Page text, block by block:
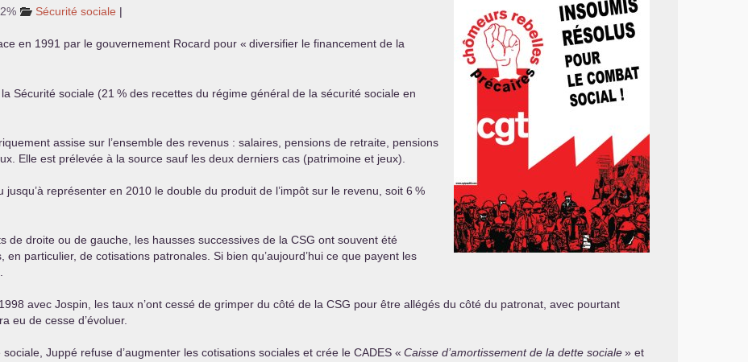
Sécurité sociale |
en 1991 par le gouvernement Rocard pour « diversifier le financement de la
Sécurité sociale (21 % des recettes du régime général de la sécurité sociale en
assise sur l’ensemble des revenus : salaires, pensions de retraite, pensions
Elle est prélevée à la source sauf les deux derniers cas (patrimoine et jeux).
jusqu’à représenter en 2010 le double du produit de l’impôt sur le revenu, soit 6 %
de droite ou de gauche, les hausses successives de la CSG ont souvent été
particulier, de cotisations patronales. Si bien qu’aujourd’hui ce que payent les
avec Jospin, les taux n’ont cessé de grimper du côté de la CSG pour être allégés du côté du patronat, avec pourtant
eu de cesse d’évoluer.
Juppé refuse d’augmenter les cotisations sociales et crée le CADES « Caisse d’amortissement de la dette sociale» et